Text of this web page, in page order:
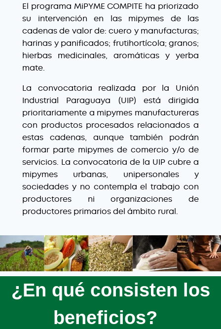
El programa MiPYME COMPITE ha priorizado
su intervención en las mipymes de las
cadenas de valor de: cuero y manufacturas;
harinas y panificados; frutihortícola; granos;
hierbas medicinales, aromáticas y yerba
mate.
La convocatoria realizada por la Unión
Industrial Paraguaya (UIP) está dirigida
prioritariamente a mipymes manufactureras
con productos procesados relacionados a
estas cadenas, aunque también podrán
formar parte mipymes de comercio y/o de
servicios. La convocatoria de la UIP cubre a
mipymes urbanas, unipersonales y
sociedades y no contempla el trabajo con
productores ni organizaciones de
productores primarios del ámbito rural.
¿En qué consisten los
beneficios?